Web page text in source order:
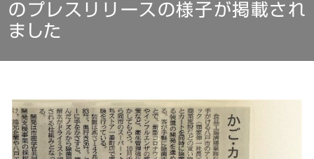
のプレスリリースの様子が掲載され
ました